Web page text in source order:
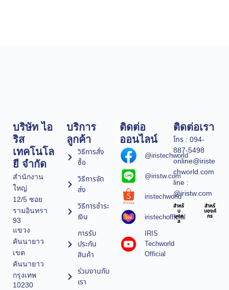
บริษัท ไอ
ริส
เทคโนโล
ยี จำกัด
สำนักงาน
ใหญ่
12/5 ซอย
รามอินทรา
93
แขวง
คันนายาว
เขต
คันนายาว
กรุงเทพ
10230
บริการ
ลูกค้า
วิธีการสั่ง
ซื้อ
วิธีการจัด
ส่ง
วิธีการชำระ
เงิน
การรับ
ประกัน
สินค้า
ร่วมงานกับ
เรา
ติดต่อ
ออนไลน์
@iristechworld
@iristw.com
iristechworld
iristechofficial
IRIS
Techworld
Official
ติดต่อเรา
โทร : 094-
887-5498
online@iriste
chworld.com
line :
@iristw.com
สำหรั
บ
บุคค
ล
สำหรั
บองค์
กร